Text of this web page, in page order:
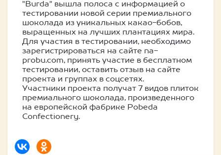
"Burda" вышла полоса с информацией о
тестировании новой серии премиального
шоколада из уникальных какао-бобов,
выращенных на лучших плантациях мира.
Для участия в тестировании, необходимо
зарегистрироваться на сайте na-
probu.com, принять участие в бесплатном
тестировании, оставить отзыв на сайте
проекта и группах в соцсетях.
Участники проекта получат 7 видов плиток
премиального шоколада, произведенного
на европейской фабрике Pobeda
Confectionery.